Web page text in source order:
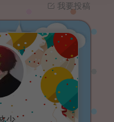
我要投稿
少